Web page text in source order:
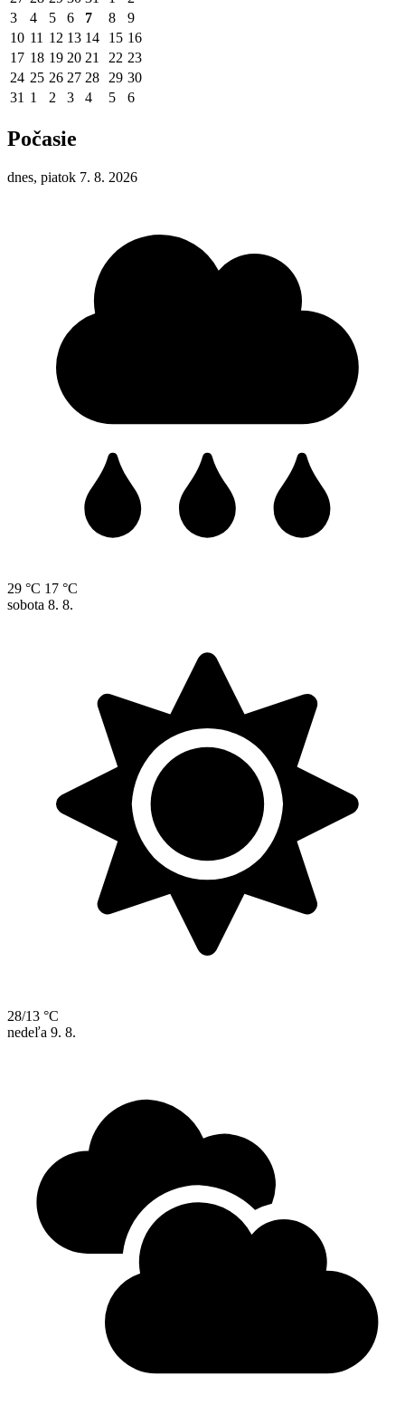
3
4 5 6 7 8
9
10 11 12 13 14 15 16
17 18 19 20 21 22 23
24 25 26 27 28 29 30
31 1 2 3 4 5 6
Počasie
dnes, piatok 7. 8. 2026
29 °C 17 °C
sobota 8. 8.
28/13 °C
nedeľa 9. 8.